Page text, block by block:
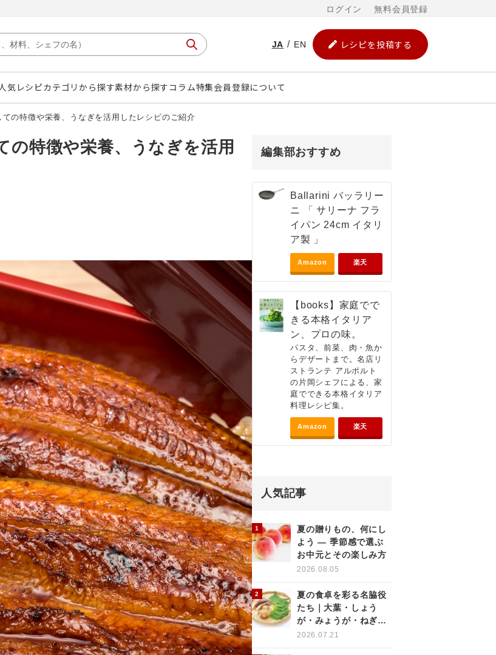
ログイン 無料会員登録
JA EN レシピを投稿する
気レシピカテゴリから探す素材から探すコラム特集会員登録について
の特徴や栄養、うなぎを活用したレシピのご紹介
の特徴や栄養、うなぎを活用
編集部おすすめ
Ballarini バッラリー
ニ 「 サリーナ フラ
イパン 24cm イタリ
ア製 」
Amazon 楽天
【books】家庭でで
きる本格イタリア
ン、プロの味。
パスタ、前菜、肉・魚か
らデザートまで。名店リ
ストランテ アルポルト
の片岡シェフによる、家
庭でできる本格イタリア
料理レシピ集。
Amazon 楽天
人気記事
夏の贈りもの、何にし
よう ― 季節感で選ぶ
お中元とその楽しみ方
2026.08.05
夏の食卓を彩る名脇役
たち｜大葉・しょう
が・みょうが・ねぎの
薬味を使いこなす
2026.07.21